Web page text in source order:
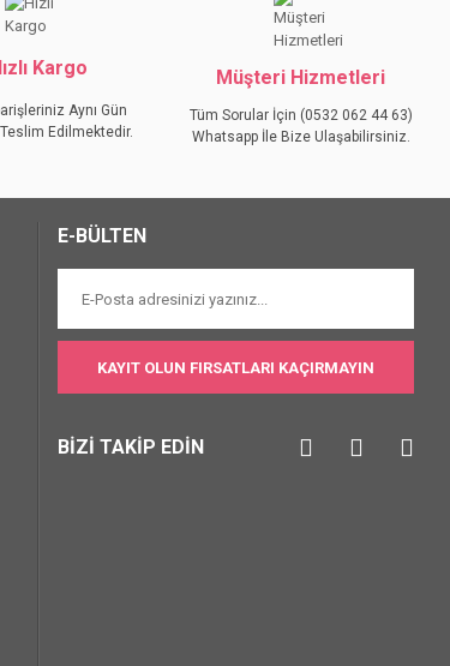
Kargo
Aynı Gün
Edilmektedir.
Müşteri Hizmetleri
Tüm Sorular İçin (0532 062 44 63)
Whatsapp İle Bize Ulaşabilirsiniz.
E-BÜLTEN
KAYIT OLUN FIRSATLARI KAÇIRMAYIN
BİZİ TAKİP EDİN